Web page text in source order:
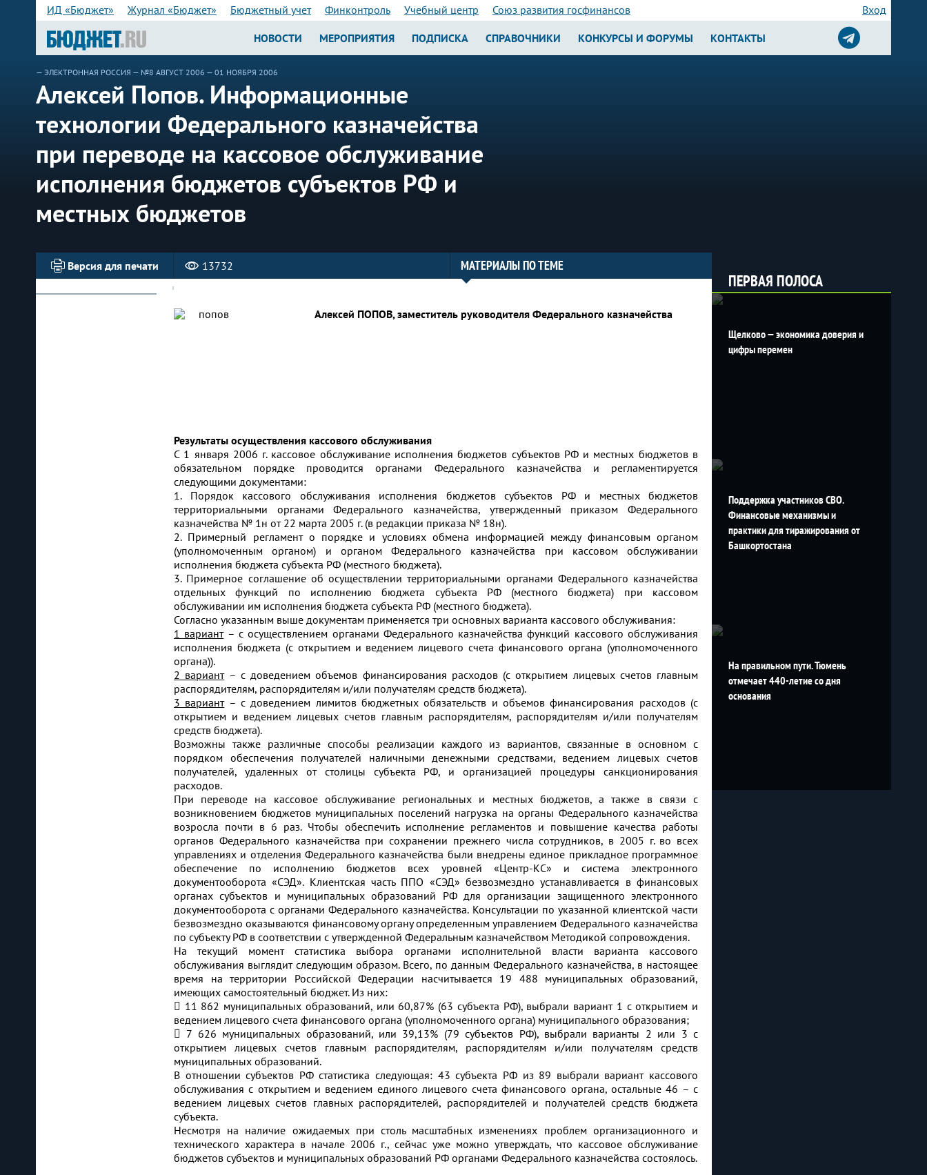
ИД «Бюджет» Журнал «Бюджет» Бюджетный учет Финконтроль Учебный центр Союз развития госфинансов Вход
НОВОСТИ МЕРОПРИЯТИЯ ПОДПИСКА СПРАВОЧНИКИ КОНКУРСЫ И ФОРУМЫ КОНТАКТЫ
— ЭЛЕКТРОННАЯ РОССИЯ — №8 АВГУСТ 2006 — 01 НОЯБРЯ 2006
Алексей Попов. Информационные
технологии Федерального казначейства
при переводе на кассовое обслуживание
исполнения бюджетов субъектов РФ и
местных бюджетов
Версия для печати 13732 МАТЕРИАЛЫ ПО ТЕМЕ
Алексей ПОПОВ, заместитель руководителя Федерального казначейства
Результаты осуществления кассового обслуживания
С 1 января 2006 г. кассовое обслуживание исполнения бюджетов субъектов РФ и местных бюджетов в
обязательном порядке проводится органами Федерального казначейства и регламентируется
следующими документами:
1. Порядок кассового обслуживания исполнения бюджетов субъектов РФ и местных бюджетов
территориальными органами Федерального казначейства, утвержденный приказом Федерального
казначейства № 1н от 22 марта 2005 г. (в редакции приказа № 18н).
2. Примерный регламент о порядке и условиях обмена информацией между финансовым органом
(уполномоченным органом) и органом Федерального казначейства при кассовом обслуживании
исполнения бюджета субъекта РФ (местного бюджета).
3. Примерное соглашение об осуществлении территориальными органами Федерального казначейства
отдельных функций по исполнению бюджета субъекта РФ (местного бюджета) при кассовом
обслуживании им исполнения бюджета субъекта РФ (местного бюджета).
Согласно указанным выше документам применяется три основных варианта кассового обслуживания:
1 вариант– с осуществлением органами Федерального казначейства функций кассового обслуживания
исполнения бюджета (с открытием и ведением лицевого счета финансового органа (уполномоченного
органа)).
2 вариант– с доведением объемов финансирования расходов (с открытием лицевых счетов главным
распорядителям, распорядителям и/или получателям средств бюджета).
3 вариант– с доведением лимитов бюджетных обязательств и объемов финансирования расходов (с
открытием и ведением лицевых счетов главным распорядителям, распорядителям и/или получателям
средств бюджета).
Возможны также различные способы реализации каждого из вариантов, связанные в основном с
порядком обеспечения получателей наличными денежными средствами, ведением лицевых счетов
получателей, удаленных от столицы субъекта РФ, и организацией процедуры санкционирования
расходов.
При переводе на кассовое обслуживание региональных и местных бюджетов, а также в связи с
возникновением бюджетов муниципальных поселений нагрузка на органы Федерального казначейства
возросла почти в 6 раз. Чтобы обеспечить исполнение регламентов и повышение качества работы
органов Федерального казначейства при сохранении прежнего числа сотрудников, в 2005 г. во всех
управлениях и отделения Федерального казначейства были внедрены единое прикладное программное
обеспечение по исполнению бюджетов всех уровней «Центр-КС» и система электронного
документооборота «СЭД». Клиентская часть ППО «СЭД» безвозмездно устанавливается в финансовых
органах субъектов и муниципальных образований РФ для организации защищенного электронного
документооборота с органами Федерального казначейства. Консультации по указанной клиентской части
безвозмездно оказываются финансовому органу определенным управлением Федерального казначейства
по субъекту РФ в соответствии с утвержденной Федеральным казначейством Методикой сопровождения.
На текущий момент статистика выбора органами исполнительной власти варианта кассового
обслуживания выглядит следующим образом. Всего, по данным Федерального казначейства, в настоящее
время на территории Российской Федерации насчитывается 19 488 муниципальных образований,
имеющих самостоятельный бюджет. Из них:
 11 862 муниципальных образований, или 60,87% (63 субъекта РФ), выбрали вариант 1 с открытием и
ведением лицевого счета финансового органа (уполномоченного органа) муниципального образования;
 7 626 муниципальных образований, или 39,13% (79 субъектов РФ), выбрали варианты 2 или 3 с
открытием лицевых счетов главным распорядителям, распорядителям и/или получателям средств
муниципальных образований.
В отношении субъектов РФ статистика следующая: 43 субъекта РФ из 89 выбрали вариант кассового
обслуживания с открытием и ведением единого лицевого счета финансового органа, остальные 46 – с
ведением лицевых счетов главных распорядителей, распорядителей и получателей средств бюджета
субъекта.
Несмотря на наличие ожидаемых при столь масштабных изменениях проблем организационного и
технического характера в начале 2006 г., сейчас уже можно утверждать, что кассовое обслуживание
бюджетов субъектов и муниципальных образований РФ органами Федерального казначейства состоялось.
ПЕРВАЯ ПОЛОСА
Щелково — экономика доверия и
цифры перемен
Поддержка участников СВО.
Финансовые механизмы и
практики для тиражирования от
Башкортостана
На правильном пути. Тюмень
отмечает 440-летие со дня
основания